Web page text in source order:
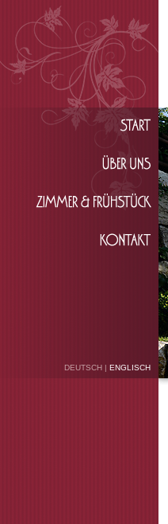
DEUTSCH | ENGLISCH